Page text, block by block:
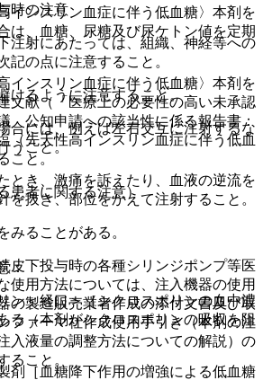
時の注意
射にあたっては、組織、神経等への
記の点に注意すること。
るように注意すること。
には、例えば左右交互に注射するな
うこと。
とき、激痛を訴えたり、血液の逆流を
を抜き、部位をかえて注射すること。
ることがある。
皮下投与時の各種シリンジポンプ等医
使用方法については、注入機器の使用
の製造販売業者作成の添付文書及び取
ファーマ社作成使用手引き（本剤の注
入液量の調整方法についての解説）の
ること。
ンスリン血症に伴う低血糖〉本剤を
は、血糖、尿糖及び尿ケトン値を定期
ンスリン血症に伴う低血糖〉本剤を
文献（「医療上の必要性の高い未承認
公知申請への該当性に係る報告書：
（先天性高インスリン血症に伴う低血
こと。
患者に関する注意）
：
＜経口＞［シクロスポリンの血中濃
る（本剤がシクロスポリンの吸収を阻
［血糖降下作用の増強による低血糖